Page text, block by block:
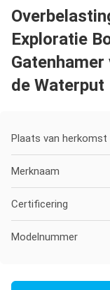
Exploratie
de Waterput
Plaats van herkomst
Merknaam
Certificering
Modelnummer